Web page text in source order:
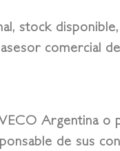
stock
comercial
Argentina o
de sus